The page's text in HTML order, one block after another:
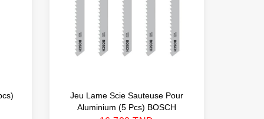
Jeu Lame Scie Sauteuse Pour
Aluminium (5 Pcs) BOSCH